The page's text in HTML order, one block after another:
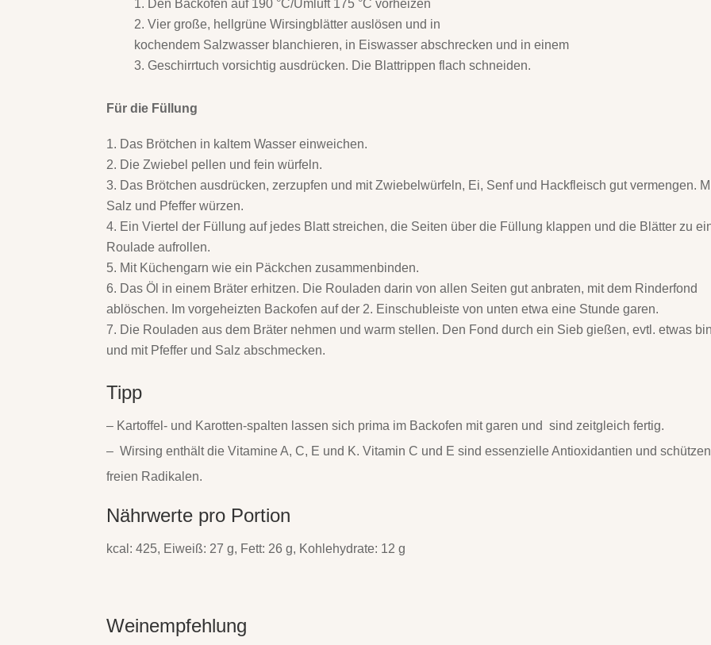
Den Backofen auf 190 °C/Umluft 175 °C vorheizen
Vier große, hellgrüne Wirsingblätter auslösen und in
kochendem Salzwasser blanchieren, in Eiswasser abschrecken und in einem
Geschirrtuch vorsichtig ausdrücken. Die Blattrippen flach schneiden.
Für die Füllung
Das Brötchen in kaltem Wasser einweichen.
Die Zwiebel pellen und fein würfeln.
Das Brötchen ausdrücken, zerzupfen und mit Zwiebelwürfeln, Ei, Senf und Hackfleisch gut vermengen.
Salz und Pfeffer würzen.
Ein Viertel der Füllung auf jedes Blatt streichen, die Seiten über die Füllung klappen und die Blätter zu
Roulade aufrollen.
Mit Küchengarn wie ein Päckchen zusammenbinden.
Das Öl in einem Bräter erhitzen. Die Rouladen darin von allen Seiten gut anbraten, mit dem Rinderfond
ablöschen. Im vorgeheizten Backofen auf der 2. Einschubleiste von unten etwa eine Stunde garen.
Die Rouladen aus dem Bräter nehmen und warm stellen. Den Fond durch ein Sieb gießen, evtl. etwas
und mit Pfeffer und Salz abschmecken.
Tipp
– Kartoffel- und Karotten-spalten lassen sich prima im Backofen mit garen und sind zeitgleich fertig.
– Wirsing enthält die Vitamine A, C, E und K. Vitamin C und E sind essenzielle Antioxidantien und
freien Radikalen.
Nährwerte pro Portion
kcal: 425, Eiweiß: 27 g, Fett: 26 g, Kohlehydrate: 12 g
Weinempfehlung